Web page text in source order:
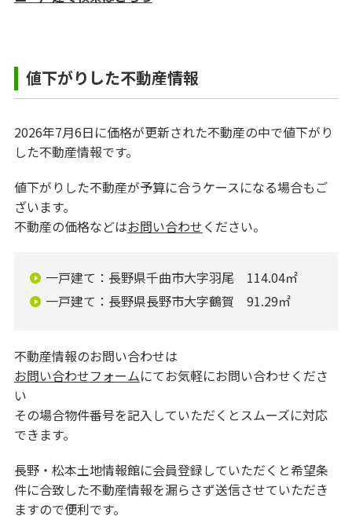
値下がりした不動産情報
2026年7月6日に価格が更新された不動産の中で値下がり
した不動産情報です。
値下がりした不動産が予算に合うケースになる場合もご
ざいます。
不動産の価格などはお問い合わせください。
一戸建て：長野県千曲市大字羽尾 114.04㎡
一戸建て：長野県長野市大字鶴賀 91.29㎡
不動産情報のお問い合わせは
お問い合わせフォームにてお気軽にお問い合わせくださ
い
その場合物件番号を記入していただくとスムーズに対応
できます。
長野・松本土地情報館に会員登録していただくと希望条
件に合致した不動産情報を漏らさず送信させていただき
ますので便利です。